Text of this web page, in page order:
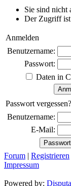
Sie sind nicht
Der Zugriff ist
Anmelden
Benutzername:
Passwort:
Daten in
Passwort vergessen?
Benutzername:
E-Mail:
Forum | Registrieren
Impressum
Powered by: